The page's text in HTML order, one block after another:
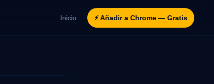
Inicio ⚡ Añadir a Chrome — Gratis